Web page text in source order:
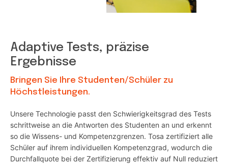
Adaptive Tests, präzise
Ergebnisse
Bringen Sie Ihre Studenten/Schüler zu
Höchstleistungen.
Unsere Technologie passt den Schwierigkeitsgrad des Tests
schrittweise an die Antworten des Studenten an und erkennt
so die Wissens- und Kompetenzgrenzen. Tosa zertifiziert alle
Schüler auf ihrem individuellen Kompetenzgrad, wodurch die
Durchfallquote bei der Zertifizierung effektiv auf Null reduziert